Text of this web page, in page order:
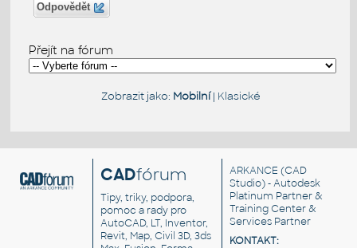
Odpovědět
Přejít na fórum
Zobrazit jako: Mobilní| Klasické
CADfórum
Tipy, triky, podpora,
pomoc a rady pro
AutoCAD, LT, Inventor,
Revit, Map, Civil 3D, 3ds
ARKANCE (CAD
Studio) - Autodesk
Platinum Partner &
Training Center &
Services Partner
KONTAKT: